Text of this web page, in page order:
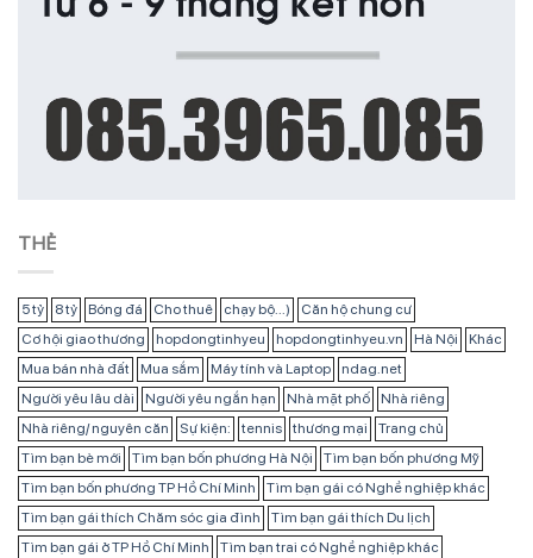
THẺ
5 tỷ 8 tỷ Bóng đá Cho thuê chạy bộ...)
Căn hộ chung cư
Cơ hội giao thương
hopdongtinhyeu hopdongtinhyeu.vn Hà Nội
Khác
Mua bán nhà đất
Mua sắm Máy tính và Laptop
ndag.net
Người yêu lâu dài
Người yêu ngắn hạn Nhà mặt phố
Nhà riêng
Nhà riêng/ nguyên căn
Sự kiện: tennis thương mại
Trang chủ
Tìm bạn bè mới
Tìm bạn bốn phương Hà Nội
Tìm bạn bốn phương Mỹ
Tìm bạn bốn phương TP Hồ Chí Minh
Tìm bạn gái có Nghề nghiệp khác
Tìm bạn gái thích Chăm sóc gia đình
Tìm bạn gái thích Du lịch
Tìm bạn gái ở TP Hồ Chí Minh
Tìm bạn trai có Nghề nghiệp khác